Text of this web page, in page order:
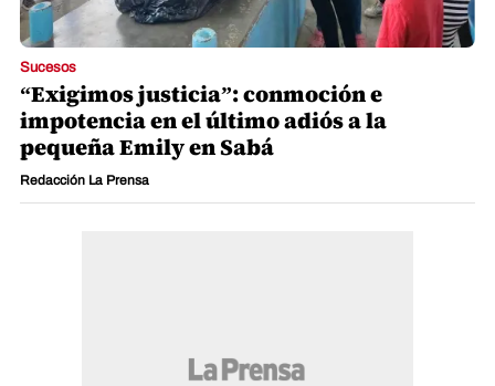
Sucesos
“Exigimos justicia”: conmoción e
impotencia en el último adiós a la
pequeña Emily en Sabá
Redacción La Prensa